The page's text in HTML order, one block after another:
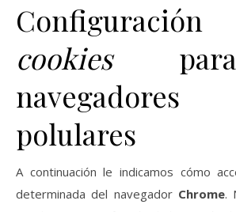
cookies
polulares
A continuación le indicamos cómo
determinada del navegador Chrome.